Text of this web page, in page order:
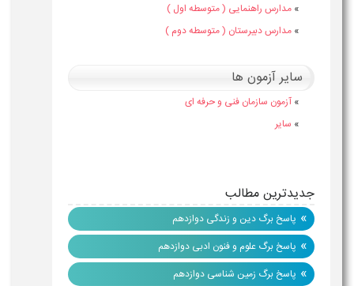
» مدارس راهنمایی ( متوسطه اول )
» مدارس دبیرستان ( متوسطه دوم )
سایر آزمون ها
» آزمون سازمان فنی و حرفه ای
» سایر
جدیدترین مطالب
» پاسخ برگ دین و زندگی دوازدهم
» پاسخ برگ علوم و فنون ادبی دوازدهم
» پاسخ برگ زمین شناسی دوازدهم